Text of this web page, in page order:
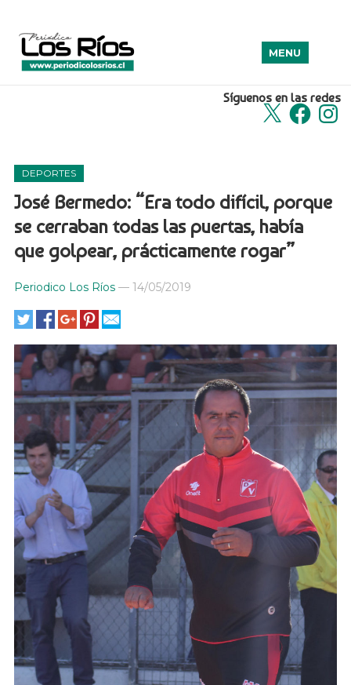
Síguenos en las redes
X Facebook
MENU
DEPORTES
José Bermedo: “Era todo difícil, porque
se cerraban todas las puertas, había
que golpear, prácticamente rogar”
Periodico Los Ríos— 14/05/2019